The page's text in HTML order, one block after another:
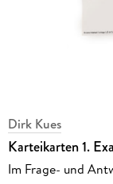
Dirk Kues
Karteikarten 1.
Im Frage- und